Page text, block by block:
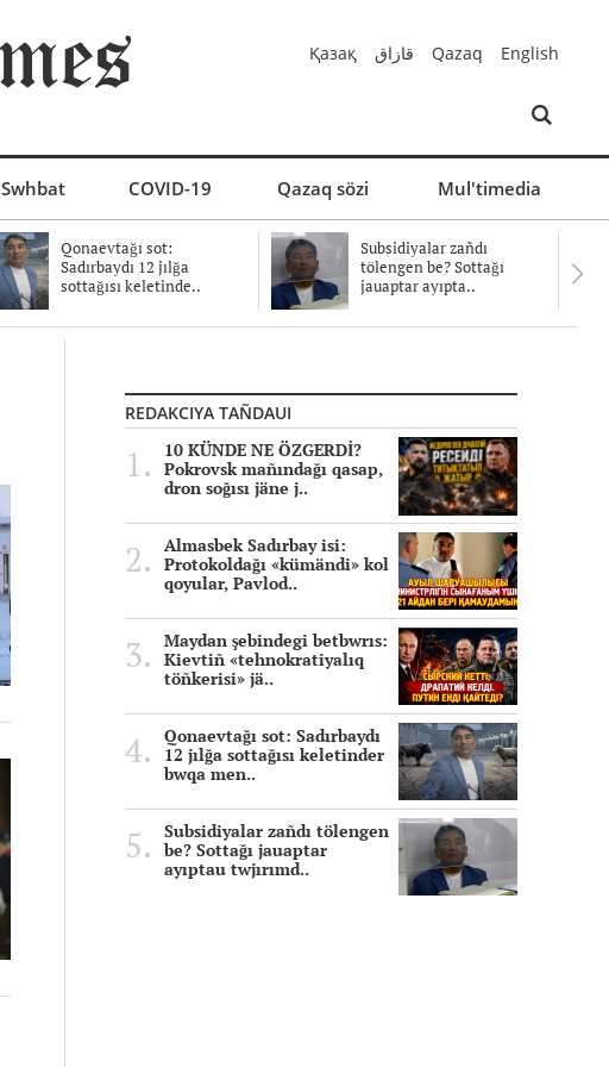
Қазақ قازاق Qazaq English
Swhbat COVID-19 Qazaq sözi Mul'timedia
Qonaevtağı sot:
Sadırbaydı 12 jılğa
sottağısı keletinde..
Subsidiyalar zañdı
tölengen be? Sottağı
jauaptar ayıpta..
REDAKCIYA TAÑDAUI
10 KÜNDE NE ÖZGERDİ?
Pokrovsk mañındağı qasap,
dron soğısı jäne j..
Almasbek Sadırbay isi:
Protokoldağı «kümändi» kol
qoyular, Pavlod..
Maydan şebindegi betbwrıs:
Kievtiñ «tehnokratiyalıq
töñkerisi» jä..
Qonaevtağı sot: Sadırbaydı
12 jılğa sottağısı keletinder
bwqa men..
Subsidiyalar zañdı tölengen
be? Sottağı jauaptar
ayıptau twjırımd..